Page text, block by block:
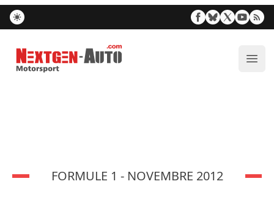
Nextgen-Auto.com
FORMULE 1 - NOVEMBRE 2012